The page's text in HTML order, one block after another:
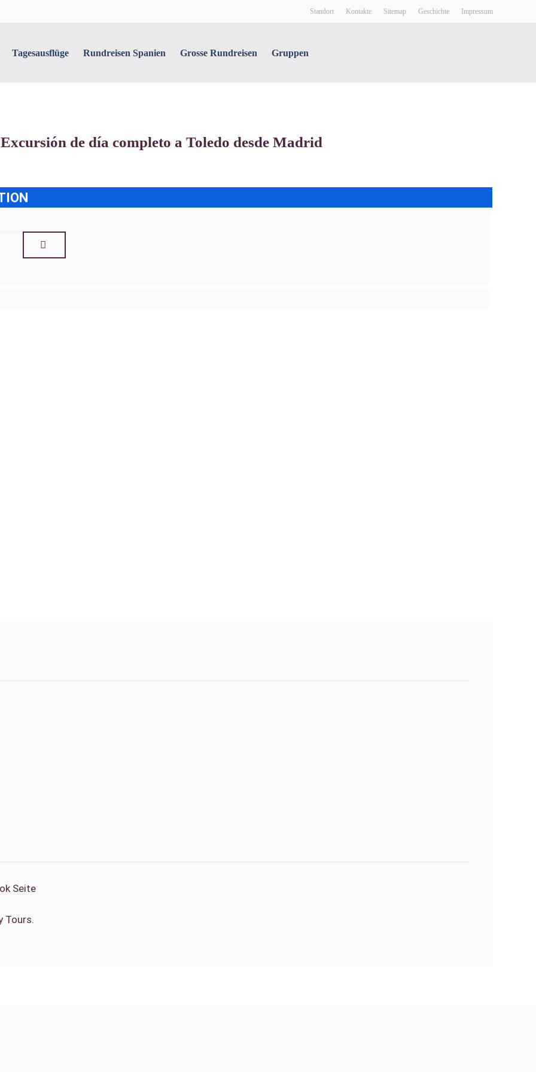
Standort Kontakte Sitemap Geschichte Impressum
Tagesausflüge Rundreisen Spanien Grosse Rundreisen Gruppen
de día completo a Toledo desde Madrid
Seite
Tours​.